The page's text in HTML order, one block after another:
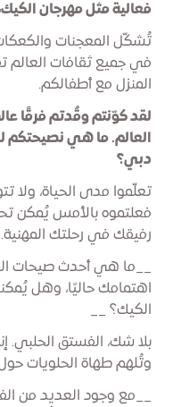
فعالية مثل مهرجان
تُشكّل المعجنات
في جميع ثقافات العالم
المنزل مع أطفالكم.
لقد كوّنتم وقُدتم فرقًا
العالم. ما هي نصيحتكم
دبي؟
تعلّموا مدى الحياة، ولا
فعلتموه بالأمس يُمكن
رفيقك في رحلتك المهنية.
__ما هي أحدث صيحات
اهتمامك حاليًا، وهل
الكيك؟ __
بلا شك، الفستق الحلبي.
وتُلهم طهاة الحلويات
__مع وجود العديد من